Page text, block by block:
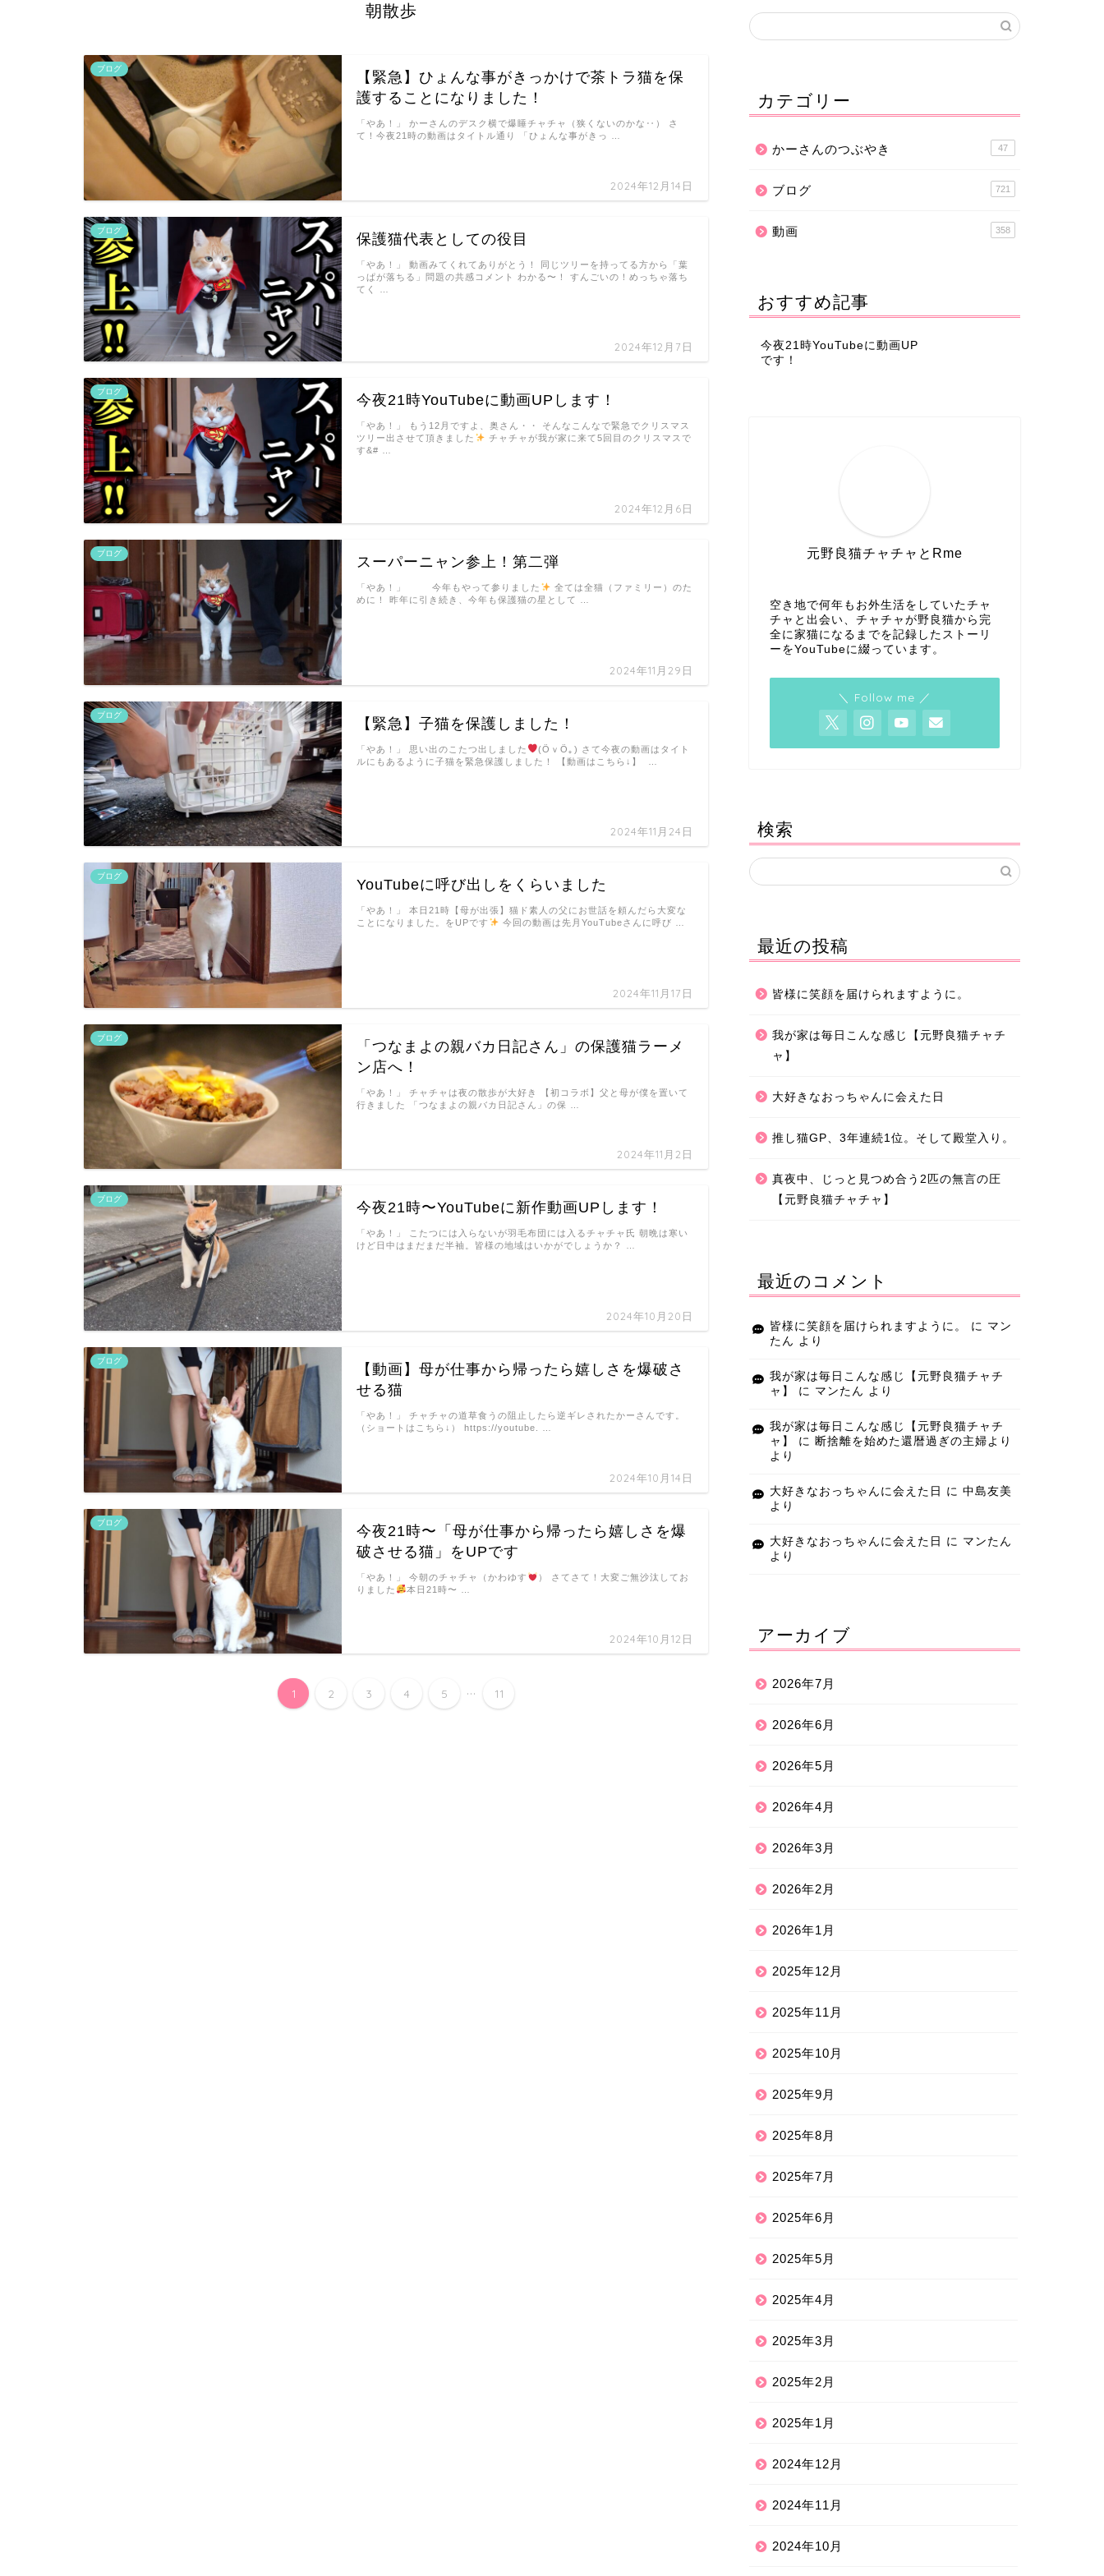
朝散歩
ブログ
【緊急】ひょんな事がきっかけで茶トラ猫を保
護することになりました！
2024年12月14日
「やあ！」 かーさんのデスク横で爆睡チャチャ（狭くないのかな‥） さ
て！今夜21時の動画はタイトル通り 「ひょんな事がきっ …
ブログ
保護猫代表としての役目
2024年12月7日
「やあ！」 動画みてくれてありがとう！ 同じツリーを持ってる方から「葉
っぱが落ちる」問題の共感コメント わかる〜！ すんごいの！めっちゃ落ち
てく …
ブログ
今夜21時YouTubeに動画UPします！
2024年12月6日
「やあ！」 もう12月ですよ、奥さん・・ そんなこんなで緊急でクリスマス
ツリー出させて頂きました
チャチャが我が家に来て5回目のクリスマスで
す&# …
ブログ
スーパーニャン参上！第二弾
2024年11月29日
「やあ！」 今年もやって参りました
全ては全猫（ファミリー）のた
めに！ 昨年に引き続き、今年も保護猫の星として …
ブログ
【緊急】子猫を保護しました！
2024年11月24日
「やあ！」 思い出のこたつ出しました
(ӦｖӦ｡) さて今夜の動画はタイト
ルにもあるように子猫を緊急保護しました！ 【動画はこちら↓】 …
ブログ
YouTubeに呼び出しをくらいました
2024年11月17日
「やあ！」 本日21時【母が出張】猫ド素人の父にお世話を頼んだら大変な
ことになりました。をUPです
今回の動画は先月YouTubeさんに呼び …
ブログ
「つなまよの親バカ日記さん」の保護猫ラーメ
ン店へ！
2024年11月2日
「やあ！」 チャチャは夜の散歩が大好き 【初コラボ】父と母が僕を置いて
行きました 「つなまよの親バカ日記さん」の保 …
ブログ
今夜21時〜YouTubeに新作動画UPします！
2024年10月20日
「やあ！」 こたつには入らないが羽毛布団には入るチャチャ氏 朝晩は寒い
けど日中はまだまだ半袖。皆様の地域はいかがでしょうか？ …
ブログ
【動画】母が仕事から帰ったら嬉しさを爆破さ
せる猫
2024年10月14日
「やあ！」 チャチャの道草食うの阻止したら逆ギレされたかーさんです。
（ショートはこちら↓） https://youtube. …
ブログ
今夜21時〜「母が仕事から帰ったら嬉しさを爆
破させる猫」をUPです
2024年10月12日
「やあ！」 今朝のチャチャ（かわゆす
） さてさて！大変ご無沙汰してお
りました
本日21時〜 …
1 2 3 4 5 ... 11
カテゴリー
かーさんのつぶやき 47
ブログ 721
動画 358
おすすめ記事
今夜21時YouTubeに動画UP
です！
元野良猫チャチャとRme
空き地で何年もお外生活をしていたチャ
チャと出会い、チャチャが野良猫から完
全に家猫になるまでを記録したストーリ
ーをYouTubeに綴っています。
＼ Follow me ／
検索
最近の投稿
皆様に笑顔を届けられますように。
我が家は毎日こんな感じ【元野良猫チャチ
ャ】
大好きなおっちゃんに会えた日
推し猫GP、3年連続1位。そして殿堂入り。
真夜中、じっと見つめ合う2匹の無言の圧
【元野良猫チャチャ】
最近のコメント
皆様に笑顔を届けられますように。 に マン
たん より
我が家は毎日こんな感じ【元野良猫チャチ
ャ】
に マンたん より
我が家は毎日こんな感じ【元野良猫チャチ
ャ】
に 断捨離を始めた還暦過ぎの主婦より
より
大好きなおっちゃんに会えた日 に 中島友美
より
大好きなおっちゃんに会えた日 に マンたん
より
アーカイブ
2026年7月
2026年6月
2026年5月
2026年4月
2026年3月
2026年2月
2026年1月
2025年12月
2025年11月
2025年10月
2025年9月
2025年8月
2025年7月
2025年6月
2025年5月
2025年4月
2025年3月
2025年2月
2025年1月
2024年12月
2024年11月
2024年10月